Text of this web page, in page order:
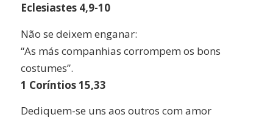
Eclesiastes 4,9-10
Não se deixem enganar:
“As más companhias corrompem os bons
costumes”.
1 Coríntios 15,33
Dediquem-se uns aos outros com amor